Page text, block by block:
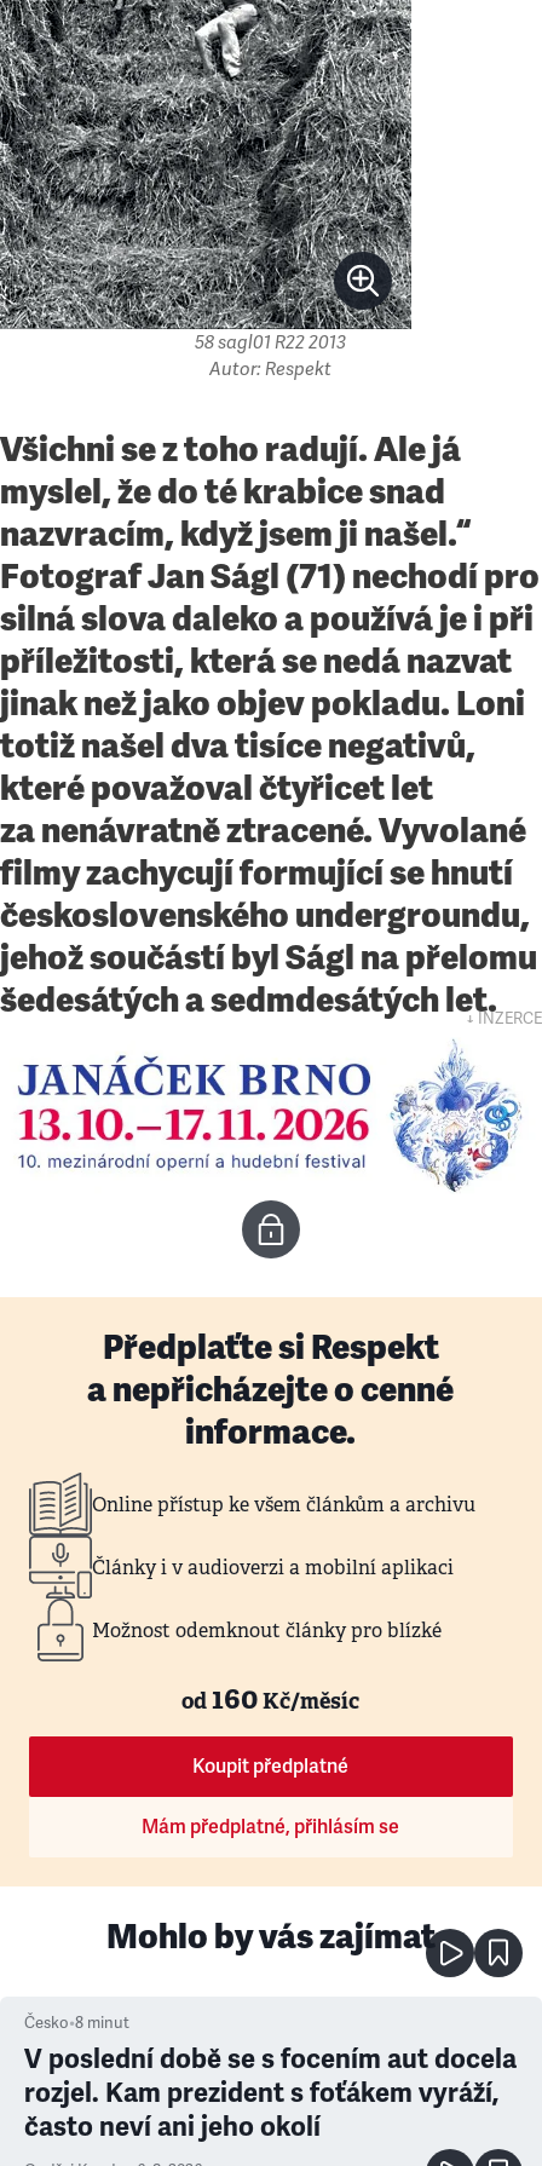
58 sagl01 R22 2013
Autor: Respekt
Všichni se z toho radují. Ale já
myslel, že do té krabice snad
nazvracím, když jsem ji našel.“
Fotograf Jan Ságl (71) nechodí pro
silná slova daleko a používá je i při
příležitosti, která se nedá nazvat
jinak než jako objev pokladu. Loni
totiž našel dva tisíce negativů,
které považoval čtyřicet let
za nenávratně ztracené. Vyvolané
filmy zachycují formující se hnutí
československého undergroundu,
jehož součástí byl Ságl na přelomu
šedesátých a sedmdesátých let.↓ INZERCE
Předplaťte si Respekt
a nepřicházejte o cenné
informace.
Online přístup ke všem článkům a archivu
Články i v audioverzi a mobilní aplikaci
Možnost odemknout články pro blízké
od160Kč/měsíc
Koupit předplatné
Mám předplatné, přihlásím se
Mohlo by vás zajímat
Česko•8 minut
V poslední době se s focením aut docela
rozjel. Kam prezident s foťákem vyráží,
často neví ani jeho okolí